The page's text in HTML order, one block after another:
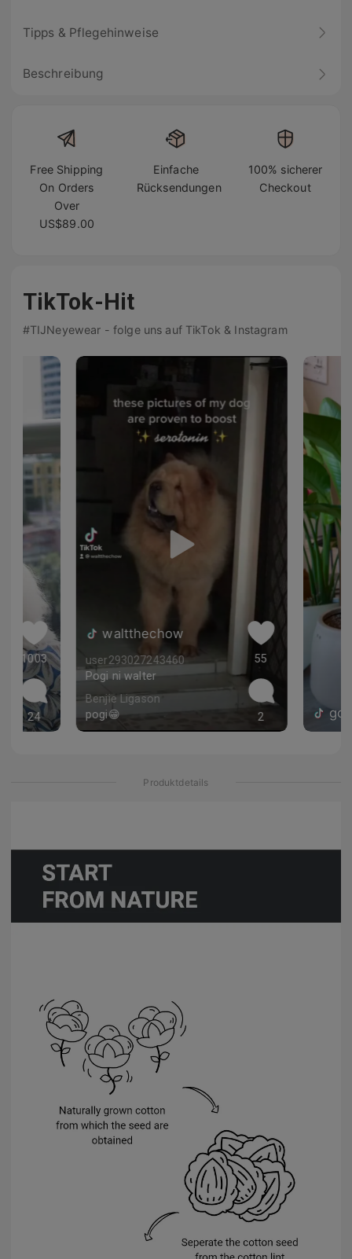
Tipps & Pflegehinweise
Beschreibung
Free Shipping
On Orders
Over
US$89.00
Einfache
Rücksendungen
100% sicherer
Checkout
TikTok-Hit
#TIJNeyewear - folge uns auf TikTok & Instagram
1003
24
waltthechow
user293027243460
Pogi ni walter
Benjie Ligason
pogi😁
55
2
Produktdetails